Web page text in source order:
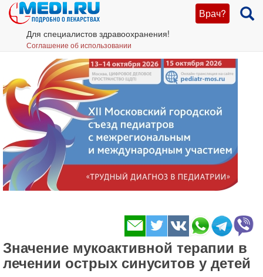
Врач?
Для специалистов здравоохранения!
Соглашение об использовании
Значение мукоактивной терапии в
лечении острых синуситов у детей